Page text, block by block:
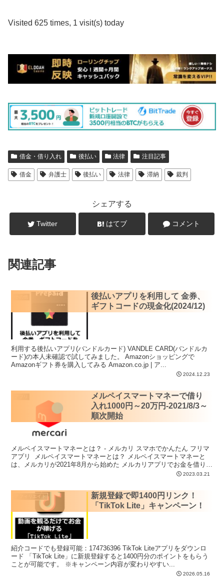
Visited 625 times, 1 visit(s) today
借金・借り入れ 後払い 法律 注目記事
借金 弁護士 後払い 法律 滞納 裁判
シェアする
Twitter はてブ コメント
関連記事
後払いアプリを利用して 金券、
ギフトコードの現金化(2024/12)
利用する後払いアプリ(バンドルカード) VANDLE CARD(バンドルカ
ード)の本人未確認で試してみました。 Amazonショッピングで
Amazonギフト券を購入してみる Amazon.co.jp | ア...
2024.12.23
メルペイスマートマネーで借り
入れ1000円～20万円-2021/8/3～
順次開始
メルペイスマートマネーとは？ - メルカリ スマホでかんたん フリマ
アプリ メルペイスマートマネーとは？ メルペイスマートマネーと
は、メルカリが2021年8月から始めた メルカリアプリでお金を借りる
2023.03.21
アフィリエイト
新規登録で即1400円リンク！
「TikTok Lite」キャンペーン！
紹介コードでも登録可能：174736396 TikTok Liteアプリをダウンロ
ード 「TikTok Lite」に新規登録すると1400円分のポイントをもらう
ことが可能です。 ※キャンペーン内容が変わりやすい...
2026.05.16